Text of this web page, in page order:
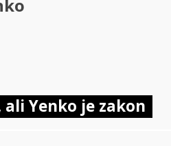
Yenko je zakon